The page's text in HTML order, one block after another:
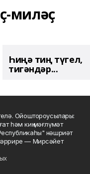
миләҫ
Һиңә тиң түгел,
тигәндәр...
Ойоштороусылары:
һәм киң мәғлүмәт
нәшриәт
— Мирсәйет